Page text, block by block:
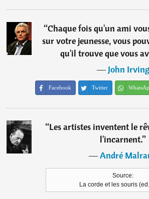
“Chaque fois qu'un ami
sur votre jeunesse, vous
qu'il trouve que vous
―John Irving
Facebook Twitter
“Les artistes inventent le
l'incarnent.”
―André
Source:
La corde et les souris